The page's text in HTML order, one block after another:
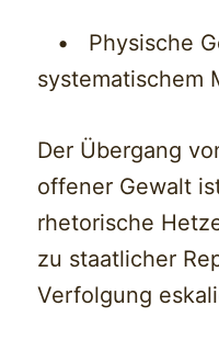
• Physische
systematischem
Der Übergang
offener Gewalt
rhetorische
zu staatlicher
Verfolgung